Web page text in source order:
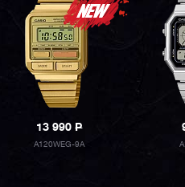
13 990P
A120WEG-9A